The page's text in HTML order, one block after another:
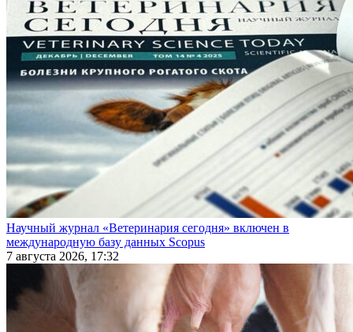
Научный журнал «Ветеринария сегодня» включен в
международную базу данных Scopus
7 августа 2026, 17:32